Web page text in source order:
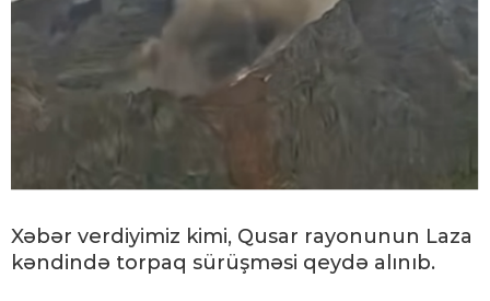
Xəbər verdiyimiz kimi, Qusar rayonunun Laza
kəndində torpaq sürüşməsi qeydə alınıb.